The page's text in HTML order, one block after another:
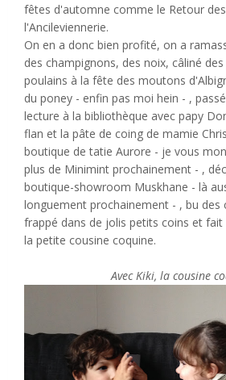
fêtes d'automne comme le Retour
l'Ancileviennerie.
On en a donc bien profité, on a
des champignons, des noix, câliné
poulains à la fête des moutons
du poney - enfin pas moi hein - ,
lecture à la bibliothèque avec papy
flan et la pâte de coing de mamie
boutique de tatie Aurore - je vous
plus de Minimint prochainement - ,
boutique-showroom Muskhane - là
longuement prochainement - , bu
frappé dans de jolis petits coins et
la petite cousine coquine.
Avec Kiki, la cousine